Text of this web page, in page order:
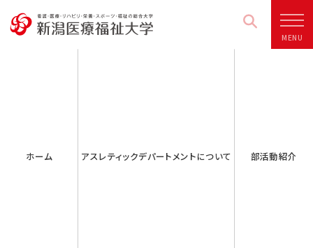
MENU
ホーム アスレティックデパートメントについて 部活動紹介